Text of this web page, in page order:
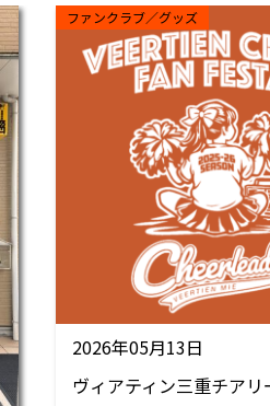
ファンクラブ／グッズ
2026年05月13日
ヴィアティン三重チアリ